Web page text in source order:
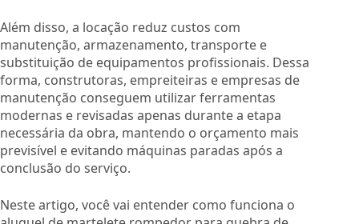
Além disso, a locação reduz custos com
manutenção, armazenamento, transporte e
substituição de equipamentos profissionais. Dessa
forma, construtoras, empreiteiras e empresas de
manutenção conseguem utilizar ferramentas
modernas e revisadas apenas durante a etapa
necessária da obra, mantendo o orçamento mais
previsível e evitando máquinas paradas após a
conclusão do serviço.
Neste artigo, você vai entender como funciona o